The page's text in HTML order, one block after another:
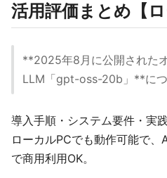
活用評価まとめ【ロ
**2025年8月に公開された
LLM「gpt-oss-20b」**につ
導入手順・システム要件・実
ローカルPCでも動作可能で
で商用利用OK。